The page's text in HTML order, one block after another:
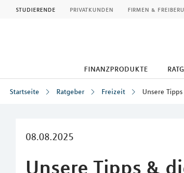
studierende privatkunden firmen &
finanzprodukte
Startseite Ratgeber Freizeit Unsere
08.08.2025
Unsere Tipps &